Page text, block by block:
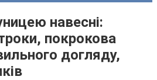
навесні:
покрокова
догляду,